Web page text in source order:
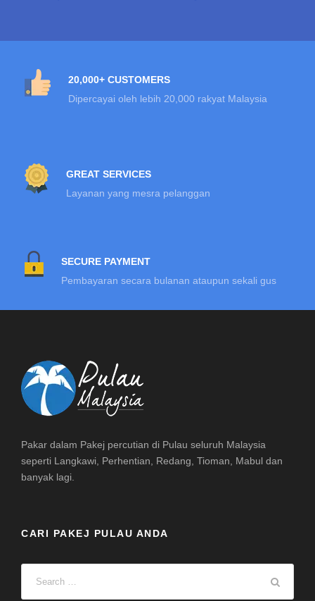
20,000+ CUSTOMERS
Dipercayai oleh lebih 20,000 rakyat Malaysia
GREAT SERVICES
Layanan yang mesra pelanggan
SECURE PAYMENT
Pembayaran secara bulanan ataupun sekali gus
Pakar dalam Pakej percutian di Pulau seluruh Malaysia
seperti Langkawi, Perhentian, Redang, Tioman, Mabul dan
banyak lagi.
CARI PAKEJ PULAU ANDA